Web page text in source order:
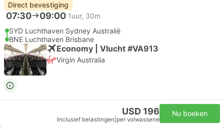
Direct bevestiging
07:30 09:00 1uur, 30m
SYD Luchthaven Sydney Australië
BNE Luchthaven Brisbane
Economy | Vlucht #VA913
Virgin Australia
USD 196
Inclusief belastingen per volwassene
Nu boeken